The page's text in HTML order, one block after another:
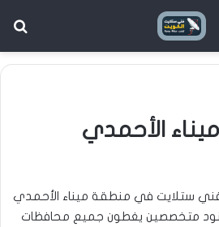
- خدمة سريعة 24 ساعة
الأحمدي
ستلايت في منطقة ميناء الأحمدي
متخصصين يغطون جميع محافظات